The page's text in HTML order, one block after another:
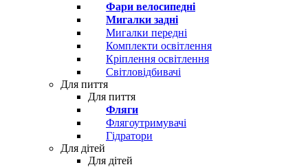
Фари велосипедні
Мигалки задні
Мигалки передні
Комплекти освітлення
Кріплення освітлення
Світловідбивачі
Для пиття
Для пиття
Фляги
Флягоутримувачі
Гідратори
Для дітей
Для дітей